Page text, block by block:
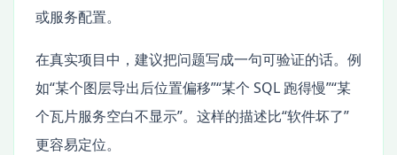
或服务配置。
在真实项目中，建议把问题写成一句可验证的话。例
如“某个图层导出后位置偏移”“某个 SQL 跑得慢”“某
个瓦片服务空白不显示”。这样的描述比“软件坏了”
更容易定位。